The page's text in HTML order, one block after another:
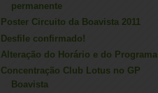
permanente
Poster Circuito da Boavista 2011
Desfile confirmado!
Alteração do Horário e do Programa
Concentração Club Lotus no GP
Boavista